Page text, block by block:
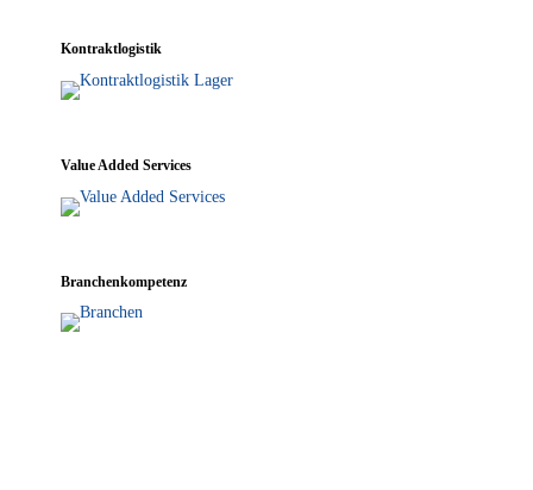
Kon­trakt­lo­gis­tik
Value Added Services
Bran­chen­kom­pe­tenz